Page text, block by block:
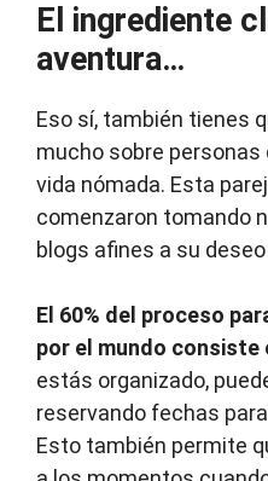
El ingrediente
aventura…
Eso sí, también tienes
mucho sobre personas
vida nómada. Esta
comenzaron tomando
blogs afines a su
El 60% del proceso
por el mundo consiste
estás organizado,
reservando fechas
Esto también permite